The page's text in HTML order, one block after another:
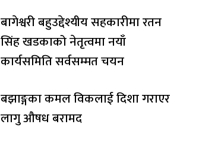
बागेश्वरी बहुउद्देश्यीय सहकारीमा रतन
सिंह खडकाको नेतृत्वमा नयाँ
कार्यसमिति सर्वसम्मत चयन
बझाङ्गका कमल विकलाई दिशा गराएर
लागु औषध बरामद